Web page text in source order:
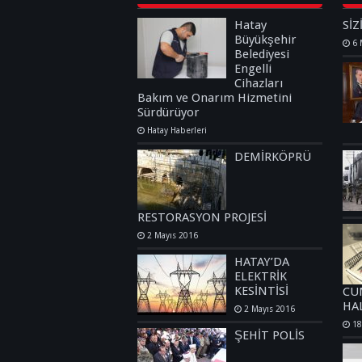
Hatay
Büyükşehir
Belediyesi
Engelli
Cihazları
Bakım ve Onarım Hizmetini
Sürdürüyor
Hatay Haberleri
DEMİRKÖPRÜ
RESTORASYON PROJESİ
2 Mayıs 2016
HATAY’DA
ELEKTRİK
KESİNTİSİ
2 Mayıs 2016
ŞEHİT POLİS
6